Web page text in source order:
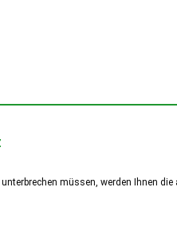
müssen, werden Ihnen